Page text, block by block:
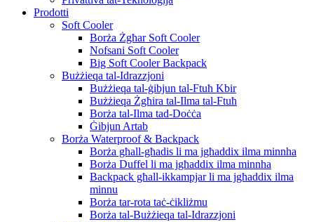
Prodotti
Soft Cooler
Borża Żgħar Soft Cooler
Nofsani Soft Cooler
Big Soft Cooler Backpack
Bużżieqa tal-Idrazzjoni
Bużżieqa tal-ġibjun tal-Ftuħ Kbir
Bużżieqa Żgħira tal-Ilma tal-Ftuħ
Borża tal-Ilma tad-Doċċa
Ġibjun Artab
Borża Waterproof & Backpack
Borża għall-għadis li ma jgħaddix ilma minnha
Borża Duffel li ma jgħaddix ilma minnha
Backpack għall-ikkampjar li ma jgħaddix ilma
minnu
Borża tar-rota taċ-ċikliżmu
Borża tal-Bużżieqa tal-Idrazzjoni